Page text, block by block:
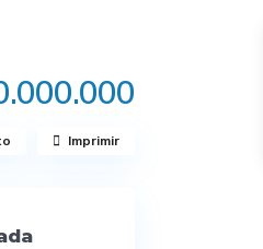
Imprimir